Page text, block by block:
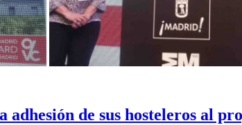
de sus hosteleros al